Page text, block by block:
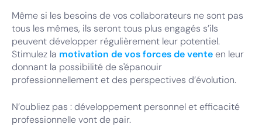
Même si les besoins de vos collaborateurs ne sont pas
tous les mêmes, ils seront tous plus engagés s’ils
peuvent développer régulièrement leur potentiel.
Stimulez la motivation de vos forces de venteen leur
donnant la possibilité de s'épanouir
professionnellement et des perspectives d’évolution.
N’oubliez pas : développement personnel et efficacité
professionnelle vont de pair.